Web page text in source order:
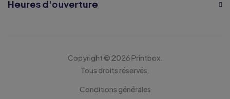
Heures d'ouverture
Copyright © 2026 Printbox.
Tous droits réservés.
Conditions générales